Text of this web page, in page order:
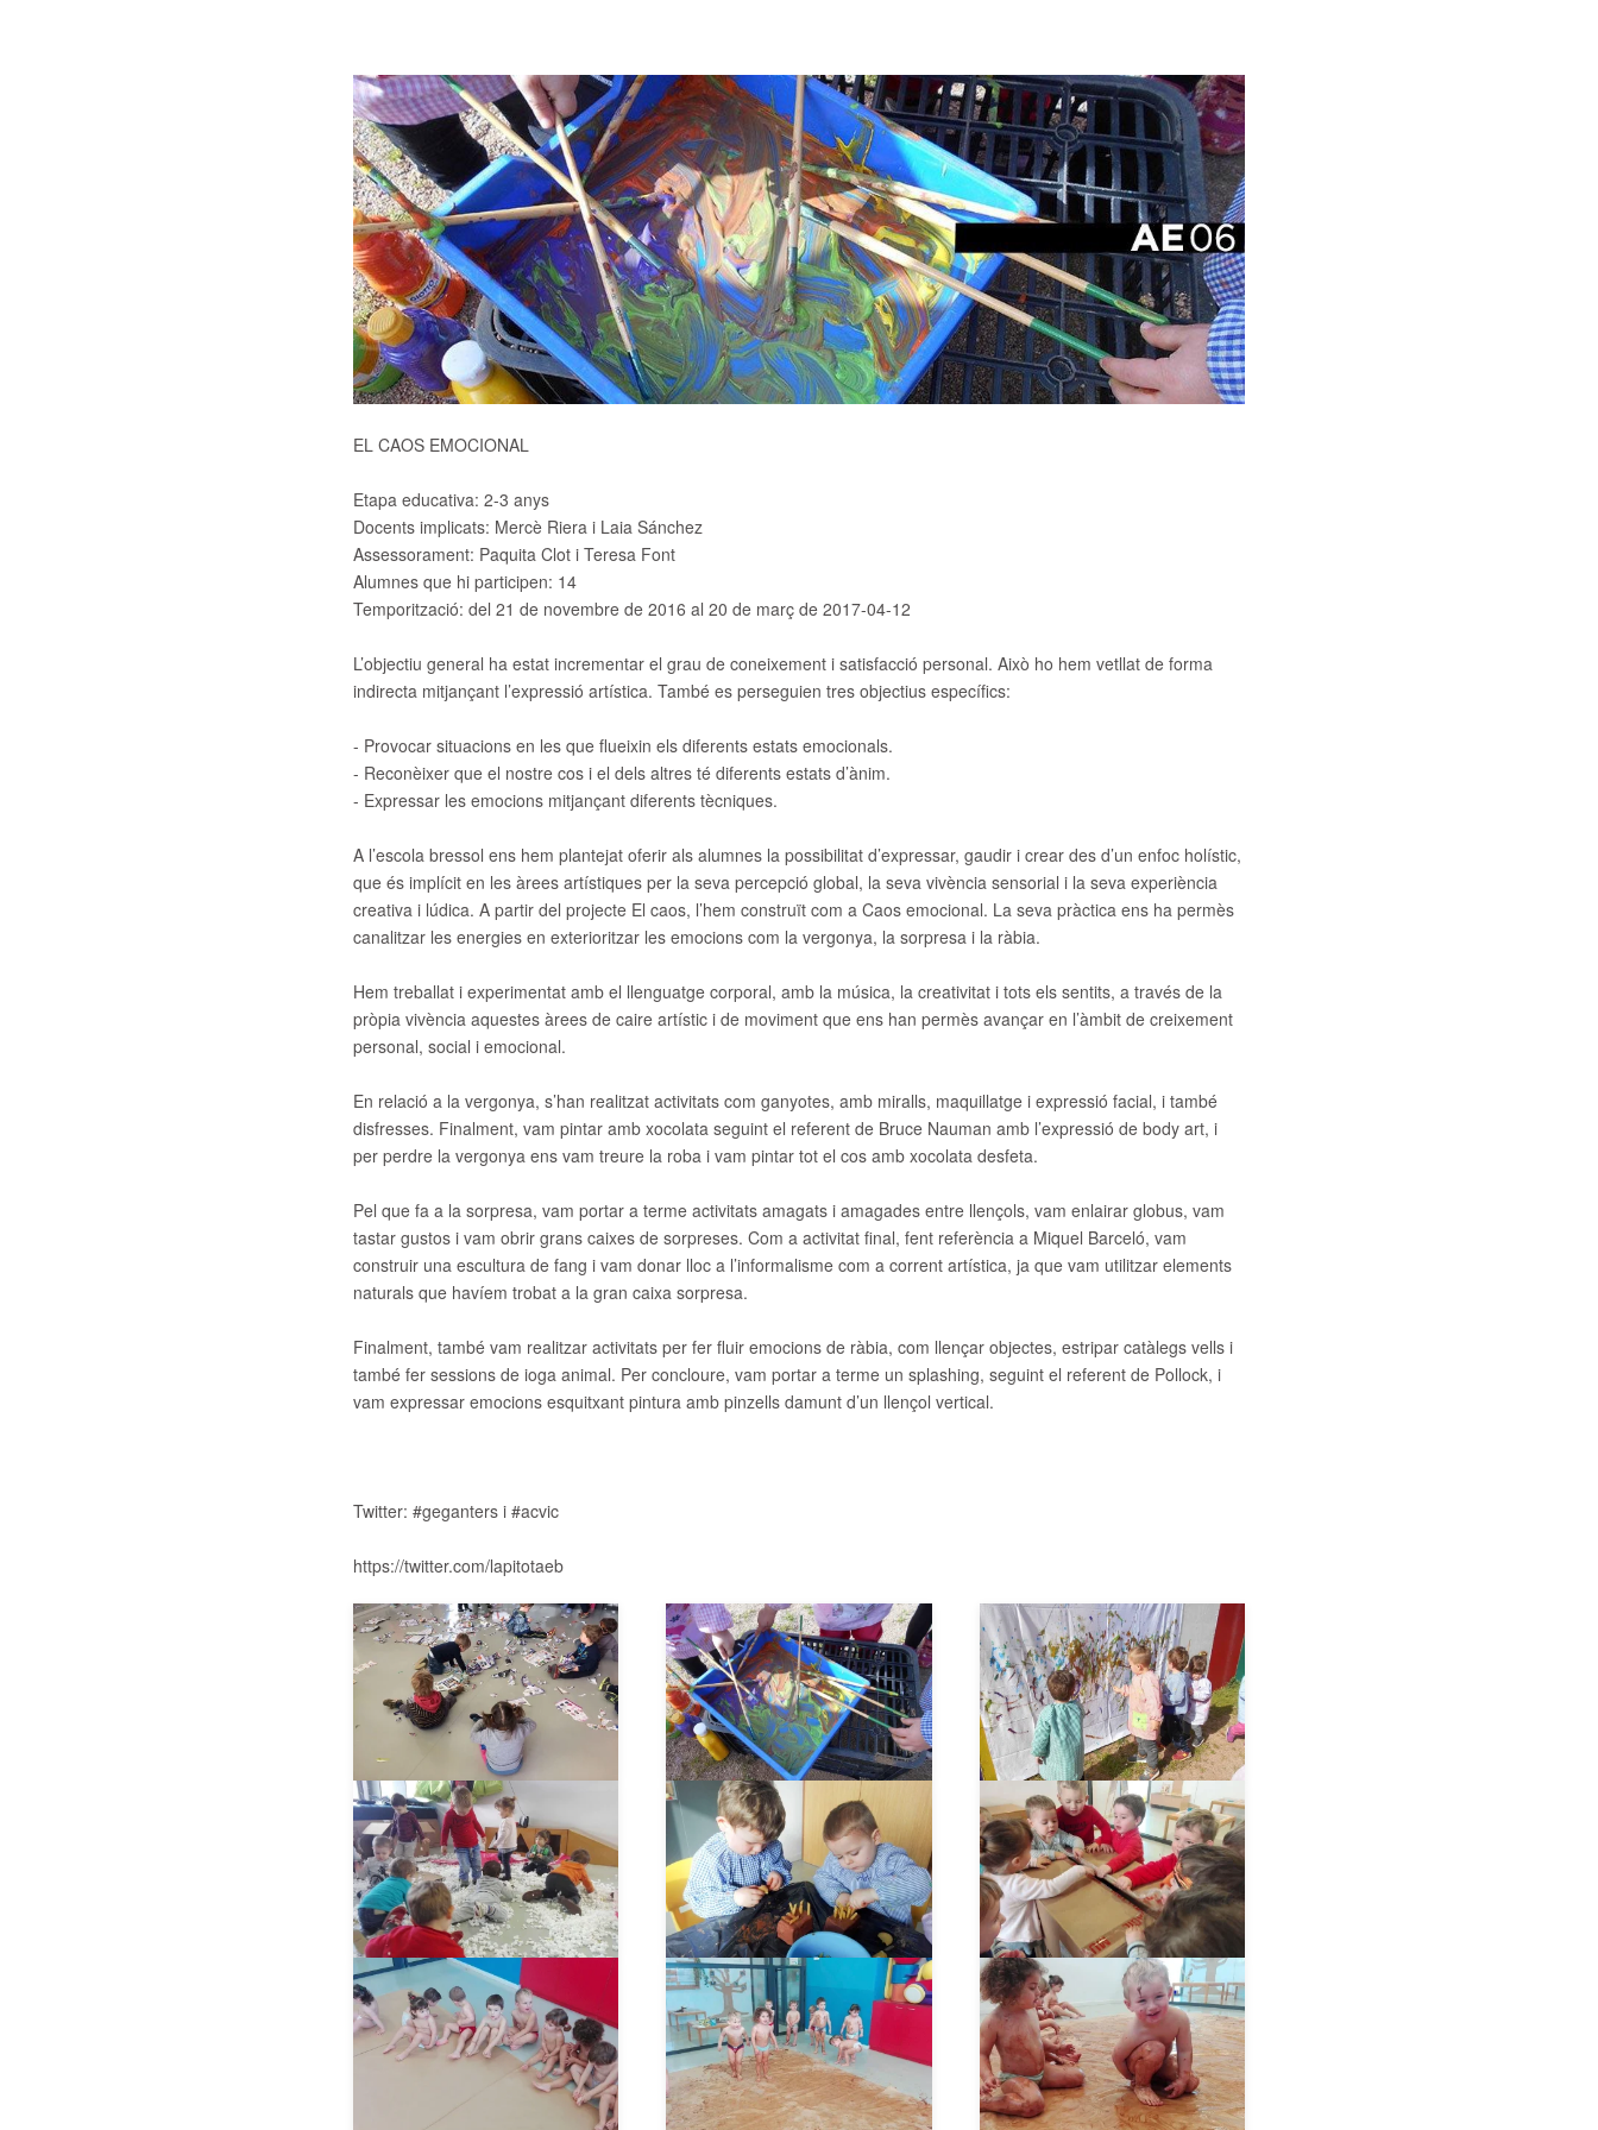
EL CAOS EMOCIONAL
Etapa educativa: 2-3 anys
Docents implicats: Mercè Riera i Laia Sánchez
Assessorament: Paquita Clot i Teresa Font
Alumnes que hi participen: 14
Temporització: del 21 de novembre de 2016 al 20 de març de 2017-04-12
L’objectiu general ha estat incrementar el grau de coneixement i satisfacció personal. Això ho hem vetllat de forma
indirecta mitjançant l’expressió artística. També es perseguien tres objectius específics:
- Provocar situacions en les que flueixin els diferents estats emocionals.
- Reconèixer que el nostre cos i el dels altres té diferents estats d’ànim.
- Expressar les emocions mitjançant diferents tècniques.
A l’escola bressol ens hem plantejat oferir als alumnes la possibilitat d’expressar, gaudir i crear des d’un enfoc holístic,
que és implícit en les àrees artístiques per la seva percepció global, la seva vivència sensorial i la seva experiència
creativa i lúdica. A partir del projecte El caos, l’hem construït com a Caos emocional. La seva pràctica ens ha permès
canalitzar les energies en exterioritzar les emocions com la vergonya, la sorpresa i la ràbia.
Hem treballat i experimentat amb el llenguatge corporal, amb la música, la creativitat i tots els sentits, a través de la
pròpia vivència aquestes àrees de caire artístic i de moviment que ens han permès avançar en l’àmbit de creixement
personal, social i emocional.
En relació a la vergonya, s’han realitzat activitats com ganyotes, amb miralls, maquillatge i expressió facial, i també
disfresses. Finalment, vam pintar amb xocolata seguint el referent de Bruce Nauman amb l’expressió de body art, i
per perdre la vergonya ens vam treure la roba i vam pintar tot el cos amb xocolata desfeta.
Pel que fa a la sorpresa, vam portar a terme activitats amagats i amagades entre llençols, vam enlairar globus, vam
tastar gustos i vam obrir grans caixes de sorpreses. Com a activitat final, fent referència a Miquel Barceló, vam
construir una escultura de fang i vam donar lloc a l’informalisme com a corrent artística, ja que vam utilitzar elements
naturals que havíem trobat a la gran caixa sorpresa.
Finalment, també vam realitzar activitats per fer fluir emocions de ràbia, com llençar objectes, estripar catàlegs vells i
també fer sessions de ioga animal. Per concloure, vam portar a terme un splashing, seguint el referent de Pollock, i
vam expressar emocions esquitxant pintura amb pinzells damunt d’un llençol vertical.
Twitter: #geganters i #acvic
https://twitter.com/lapitotaeb
__AMPLIAR__ __AMPLIAR__ __AMPLIAR__
__AMPLIAR__ __AMPLIAR__ __AMPLIAR__
__AMPLIAR__ __AMPLIAR__ __AMPLIAR__